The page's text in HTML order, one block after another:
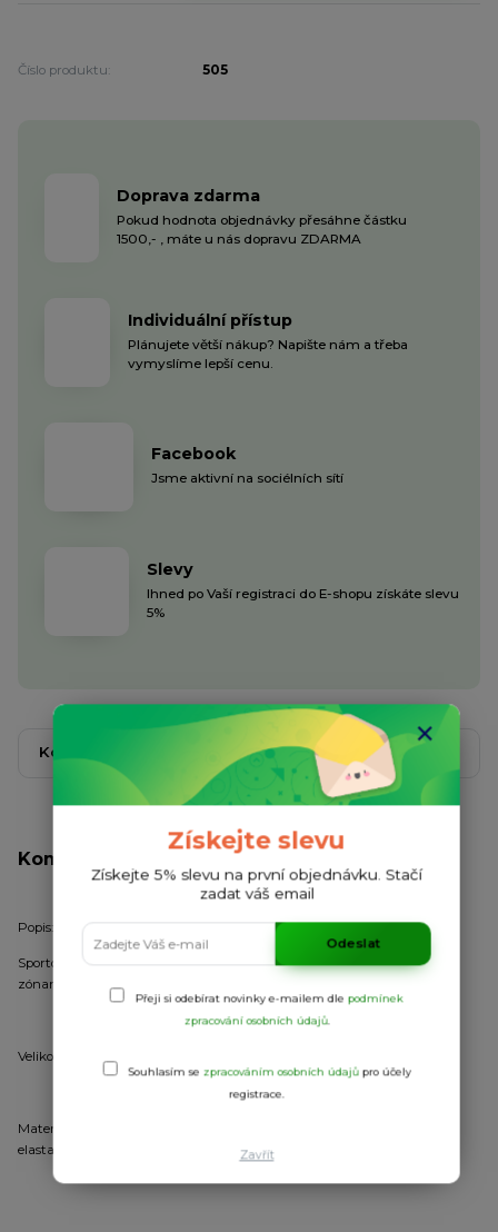
Číslo produktu: 505
Doprava zdarma
Pokud hodnota objednávky přesáhne částku
1500,- , máte u nás dopravu ZDARMA
Individuální přístup
Plánujete větší nákup? Napište nám a třeba
vymyslíme lepší cenu.
Facebook
Jsme aktivní na sociélních sítí
Slevy
Ihned po Vaší registraci do E-shopu získáte slevu
5%
Kompletní specifikace Komentáře
Kompletní specifikace
Popis:
Sportovní podkolenky z permanentně pružného úpletu s elastickými
zónami
Velikost: 31/34, 35/40, 41/46
Materiál: svršek: 100% polyester, chodidlo: 85% polyamid, 15% bavlna s
elastanem
Získejte slevu
Získejte 5% slevu na první objednávku. Stačí
zadat váš email
Odeslat
Přeji si odebírat novinky e-mailem dle podmínek
zpracování osobních údajů.
Souhlasím se zpracováním osobních údajůpro účely
registrace.
Zavřít